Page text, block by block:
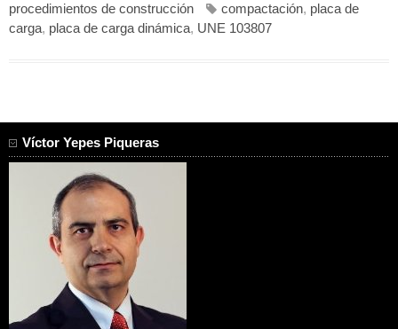
procedimientos de construcción
compactación, placa de
carga, placa de carga dinámica, UNE 103807
Víctor Yepes Piqueras